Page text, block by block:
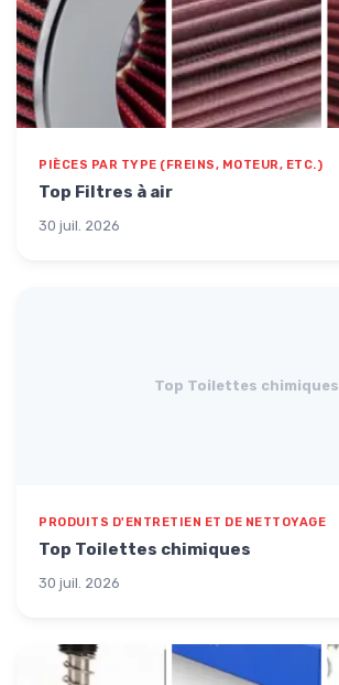
PIÈCES PAR TYPE (FREINS, MOTEUR, ETC.)
Top Filtres à air
30 juil. 2026
Top Toilettes chimiques
PRODUITS D'ENTRETIEN ET DE NETTOYAGE
Top Toilettes chimiques
30 juil. 2026